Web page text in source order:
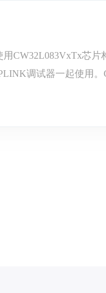
CW32L083VxTx芯
调试器一起使用